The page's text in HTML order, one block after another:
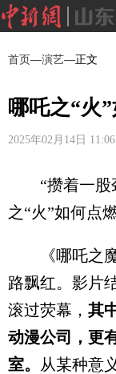
首页—演艺—正文
哪吒之“火
2025年02月14日
“攒着一股
之“火”如何点
《哪吒之魔
路飘红。影片
滚过荧幕， 其
动漫公司，更
室。 从某种意